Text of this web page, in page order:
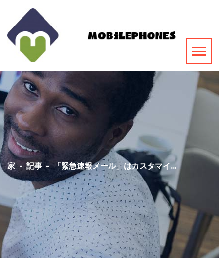
家 - 記事 - 「緊急速報メール」はカスタマイ...